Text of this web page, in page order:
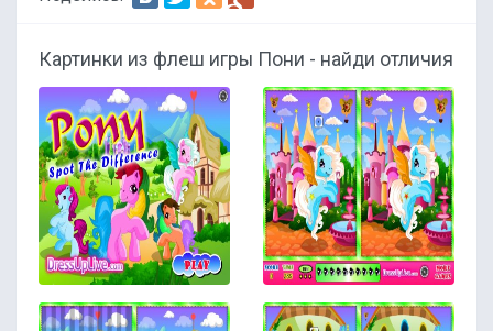
Картинки из флеш игры Пони - найди отличия